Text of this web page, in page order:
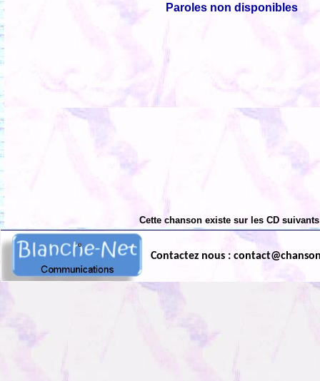
Paroles non disponibles
Cette chanson existe sur les CD
Contactez nous :